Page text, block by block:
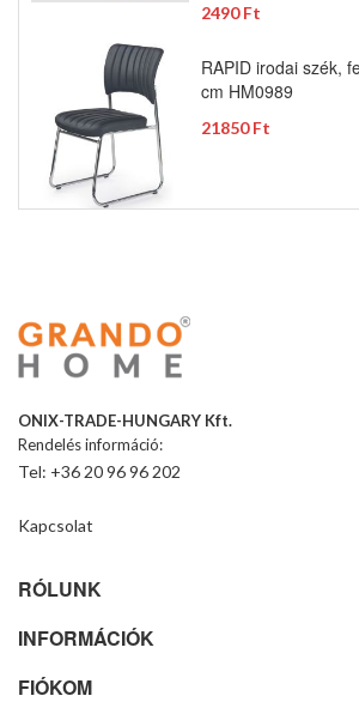
2490 Ft
RAPID irodai szék,
cm HM0989
21850 Ft
ONIX-TRADE-HUNGARY Kft.
Rendelés információ:
Tel: +36 20 96 96 202
Kapcsolat
RÓLUNK
INFORMÁCIÓK
FIÓKOM